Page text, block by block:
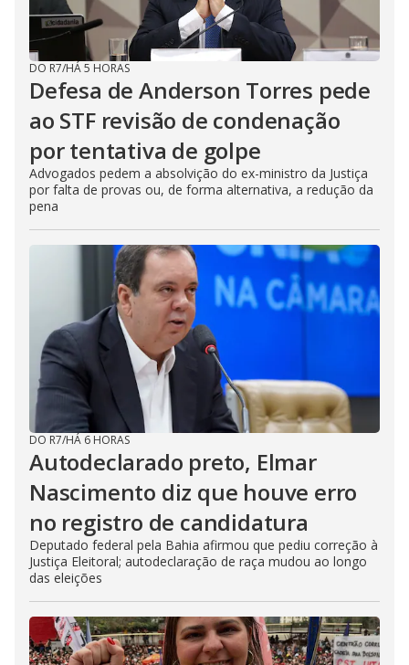
DO R7/HÁ 5 HORAS
Defesa de Anderson Torres pede
ao STF revisão de condenação
por tentativa de golpe
Advogados pedem a absolvição do ex-ministro da Justiça
por falta de provas ou, de forma alternativa, a redução da
pena
DO R7/HÁ 6 HORAS
Autodeclarado preto, Elmar
Nascimento diz que houve erro
no registro de candidatura
Deputado federal pela Bahia afirmou que pediu correção à
Justiça Eleitoral; autodeclaração de raça mudou ao longo
das eleições